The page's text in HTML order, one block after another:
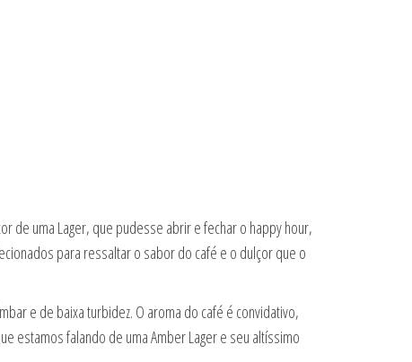
de uma Lager, que pudesse abrir e fechar o happy hour,
para ressaltar o sabor do café e o dulçor que o
e de baixa turbidez. O aroma do café é convidativo,
estamos falando de uma Amber Lager e seu altíssimo